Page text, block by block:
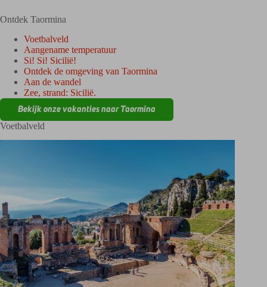
Ontdek Taormina
Voetbalveld
Aangename temperatuur
Si! Si! Sicilië!
Ontdek de omgeving van Taormina
Aan de wandel
Zee, strand: Sicilië.
Bekijk onze vakanties naar Taormina
Voetbalveld